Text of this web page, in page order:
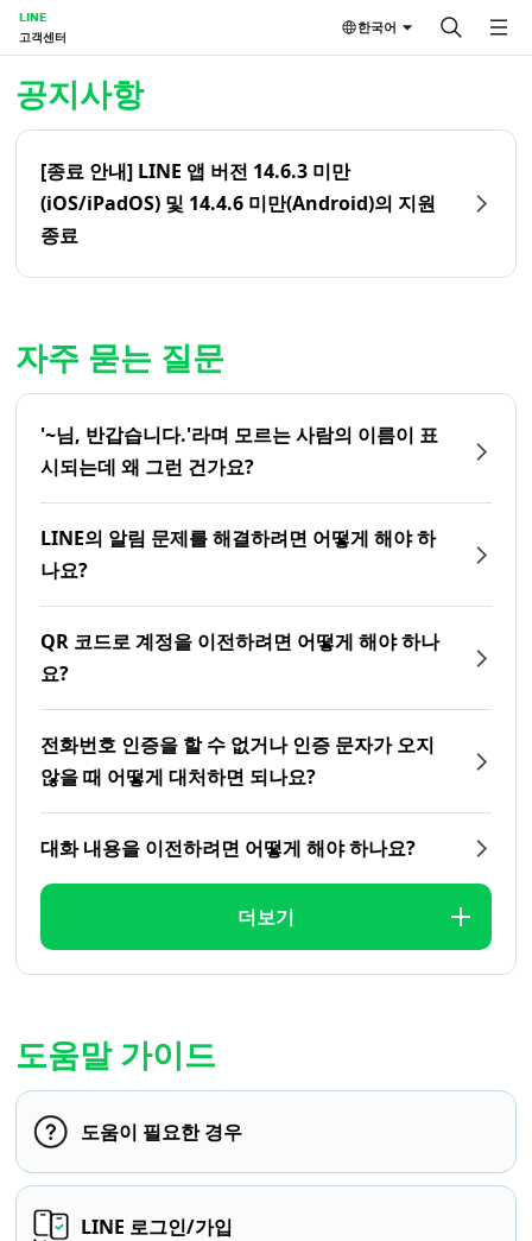
LINE
고객센터
한국어
공지사항
[종료 안내] LINE 앱 버전 14.6.3 미만
(iOS/iPadOS) 및 14.4.6 미만(Android)의 지원
종료
자주 묻는 질문
'~님, 반갑습니다.'라며 모르는 사람의 이름이 표
시되는데 왜 그런 건가요?
LINE의 알림 문제를 해결하려면 어떻게 해야 하
나요?
QR 코드로 계정을 이전하려면 어떻게 해야 하나
요?
전화번호 인증을 할 수 없거나 인증 문자가 오지
않을 때 어떻게 대처하면 되나요?
대화 내용을 이전하려면 어떻게 해야 하나요?
더보기
도움말 가이드
도움이 필요한 경우
LINE 로그인/가입